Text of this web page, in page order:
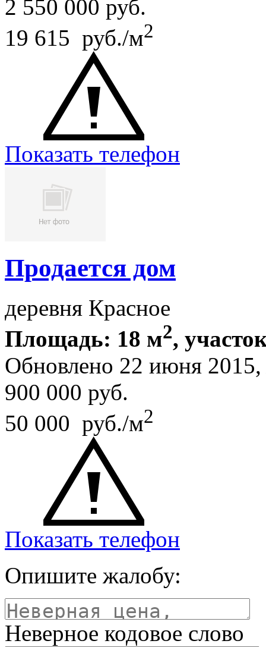
2 550 000 руб.
19 615 руб./м2
Показать телефон
Продается дом
деревня Красное
Площадь: 18 м2,
Обновлено 22 июня
900 000 руб.
50 000 руб./м2
Показать телефон
Опишите жалобу:
Неверное кодовое слово